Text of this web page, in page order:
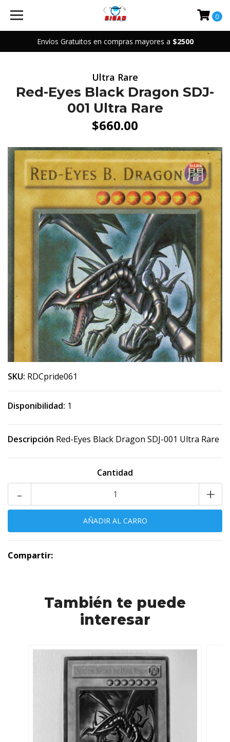
Envíos Gratuitos en compras mayores a $2500
0
Ultra Rare
Red-Eyes Black Dragon SDJ-
001 Ultra Rare
$660.00
SKU: RDCpride061
Disponibilidad: 1
Descripción Red-Eyes Black Dragon SDJ-001 Ultra Rare
Cantidad
+
-
Compartir:
También te puede
interesar